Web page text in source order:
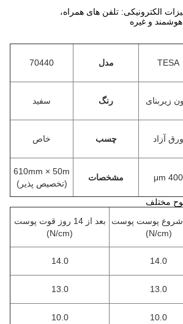
الکترونیکی: تلفن های همراه،
و غیره
TESA مدل 70440
زیربنای رنگ سفید
ورق آزاد چسب خاص
400 μm مشخصات
610mm × 50m
(تخصیص پذیر)
مختلف
پوست پوست
(N/cm)
بعد از 14 روز قوت پوست
(N/cm)
14.0
14.0
13.0
13.0
10.0
10.0